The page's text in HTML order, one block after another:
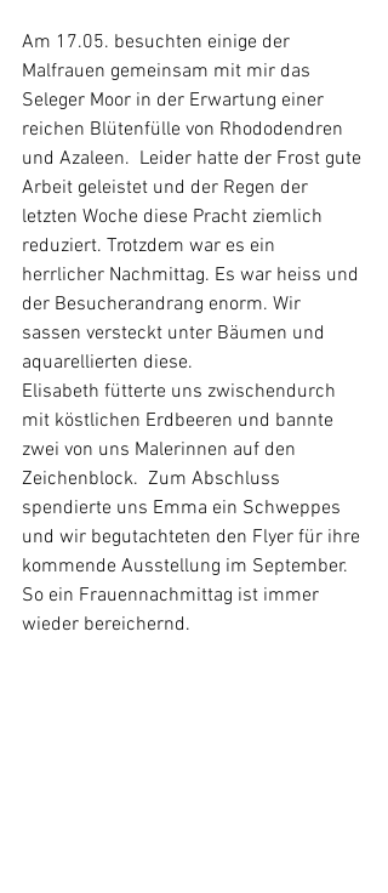
Am 17.05. besuchten einige der
Malfrauen gemeinsam mit mir das
Seleger Moor in der Erwartung einer
reichen Blütenfülle von Rhododendren
und Azaleen.  Leider hatte der Frost gute
Arbeit geleistet und der Regen der
letzten Woche diese Pracht ziemlich
reduziert. Trotzdem war es ein
herrlicher Nachmittag. Es war heiss und
der Besucherandrang enorm. Wir
sassen versteckt unter Bäumen und
aquarellierten diese.
Elisabeth fütterte uns zwischendurch
mit köstlichen Erdbeeren und bannte
zwei von uns Malerinnen auf den
Zeichenblock.  Zum Abschluss
spendierte uns Emma ein Schweppes
und wir begutachteten den Flyer für ihre
kommende Ausstellung im September.
So ein Frauennachmittag ist immer
wieder bereichernd.